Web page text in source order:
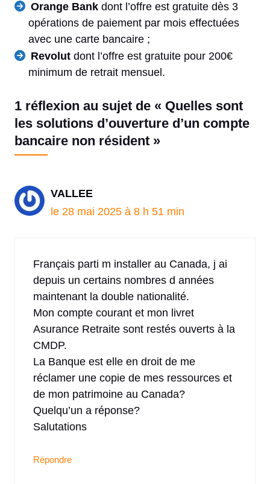
Orange Bank dont l’offre est gratuite dès 3
opérations de paiement par mois effectuées
avec une carte bancaire ;
Revolut dont l’offre est gratuite pour 200€
minimum de retrait mensuel.
1 réflexion au sujet de « Quelles sont
les solutions d’ouverture d’un compte
bancaire non résident »
VALLEE
le 28 mai 2025 à 8 h 51 min
Français parti m installer au Canada, j ai
depuis un certains nombres d années
maintenant la double nationalité.
Mon compte courant et mon livret
Asurance Retraite sont restés ouverts à la
CMDP.
La Banque est elle en droit de me
réclamer une copie de mes ressources et
de mon patrimoine au Canada?
Quelqu’un a réponse?
Salutations
Répondre